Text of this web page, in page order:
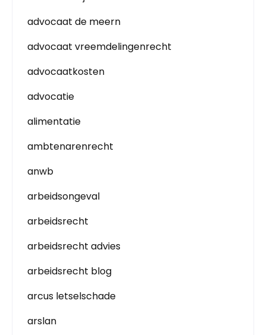
advocaat de meern
advocaat vreemdelingenrecht
advocaatkosten
advocatie
alimentatie
ambtenarenrecht
anwb
arbeidsongeval
arbeidsrecht
arbeidsrecht advies
arbeidsrecht blog
arcus letselschade
arslan